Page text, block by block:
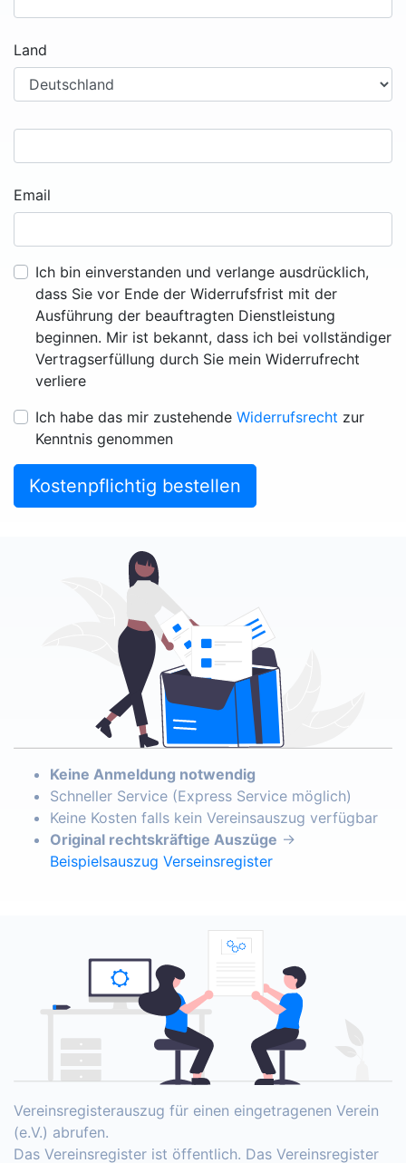
Land
Email
Ich bin einverstanden und verlange ausdrücklich,
dass Sie vor Ende der Widerrufsfrist mit der
Ausführung der beauftragten Dienstleistung
beginnen. Mir ist bekannt, dass ich bei vollständiger
Vertragserfüllung durch Sie mein Widerrufrecht
verliere
Ich habe das mir zustehende Widerrufsrecht zur
Kenntnis genommen
Kostenpflichtig bestellen
Keine Anmeldung notwendig
Schneller Service (Express Service möglich)
Keine Kosten falls kein Vereinsauszug verfügbar
Original rechtskräftige Auszüge →
Beispielsauszug Verseinsregister
Vereinsregisterauszug für einen eingetragenen Verein
(e.V.) abrufen.
Das Vereinsregister ist öffentlich. Das Vereinsregister